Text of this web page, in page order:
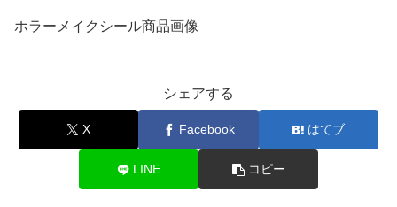
ホラーメイクシール商品画像
シェアする
X Facebook はてブ
LINE コピー